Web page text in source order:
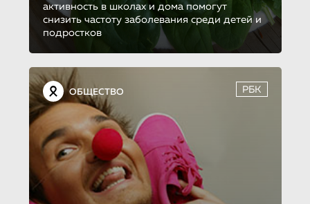
активность в школах и дома помогут
снизить частоту заболевания среди детей и
подростков
ОБЩЕСТВО РБК